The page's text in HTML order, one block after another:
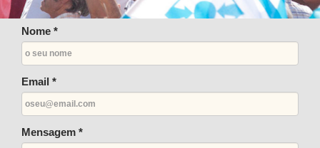
Nome *
Email *
Mensagem *